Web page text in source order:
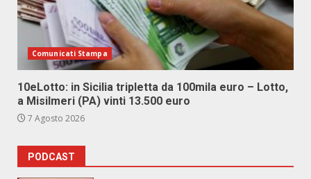
Comunicati Stampa
10eLotto: in Sicilia tripletta da 100mila euro – Lotto,
a Misilmeri (PA) vinti 13.500 euro
7 Agosto 2026
PODCAST